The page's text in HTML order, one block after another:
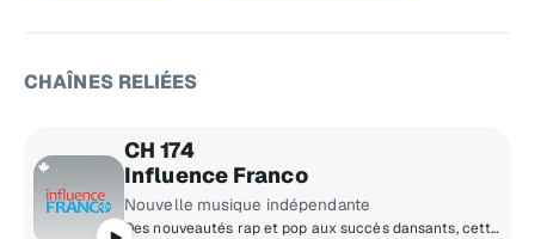
CHAÎNES RELIÉES
CH 174
Influence Franco
Nouvelle musique indépendante
Des nouveautés rap et pop aux succès dansants, cette chaîne est la référence en matière de pop urbaine francophone.